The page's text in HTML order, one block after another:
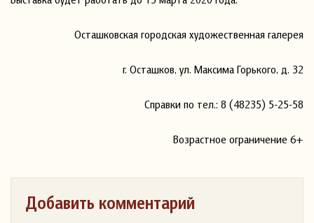
Осташковская городская художественная галерея
г. Осташков, ул. Максима Горького, д. 32
Справки по тел.: 8 (48235) 5-25-58
Возрастное ограничение 6+
Добавить комментарий